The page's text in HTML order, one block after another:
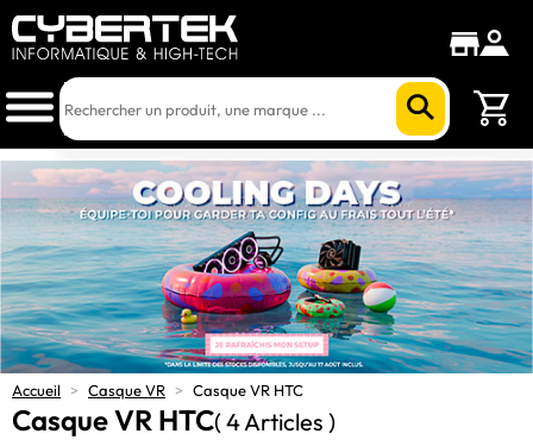
Accueil > Casque VR > Casque VR HTC
Casque VR HTC( 4 Articles )